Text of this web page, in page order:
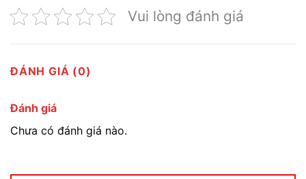
Vui lòng đánh giá
ĐÁNH GIÁ (0)
Đánh giá
Chưa có đánh giá nào.